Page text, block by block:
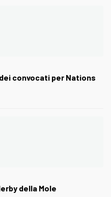
convocati per Nations
della Mole